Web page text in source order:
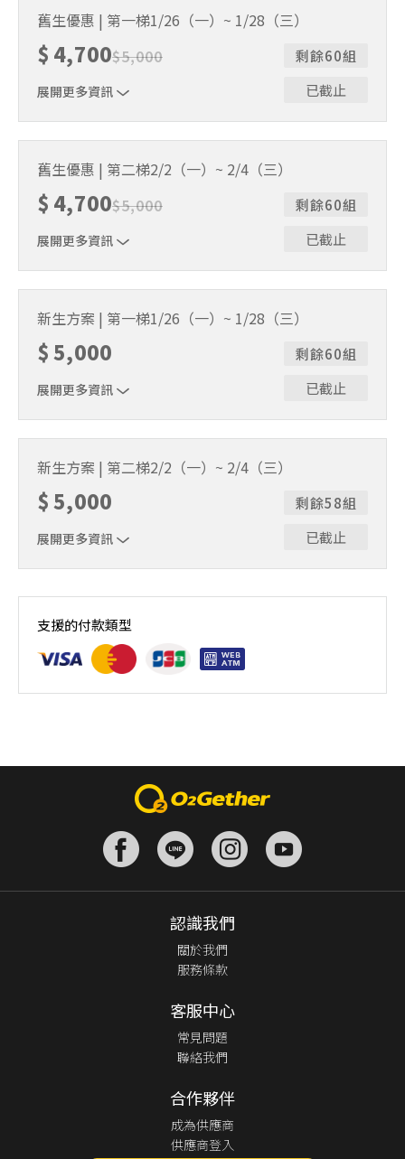
舊生優惠 | 第一梯1/26（一）~ 1/28（三）
$ 4,700$5,000
展開更多資訊
剩餘60組
已截止
舊生優惠 | 第二梯2/2（一）~ 2/4（三）
$ 4,700$5,000
展開更多資訊
剩餘60組
已截止
新生方案 | 第一梯1/26（一）~ 1/28（三）
$5,000
展開更多資訊
剩餘60組
已截止
新生方案 | 第二梯2/2（一）~ 2/4（三）
$5,000
展開更多資訊
剩餘58組
已截止
贈送棒球帽、練習衣各1件 & 追風奇幻島體驗券
支援的付款類型
認識我們
關於我們
服務條款
客服中心
常見問題
聯絡我們
合作夥伴
成為供應商
供應商登入